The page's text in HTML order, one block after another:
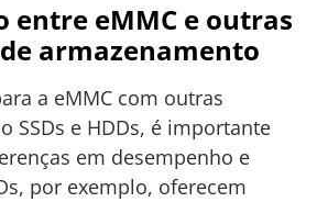
entre eMMC e outras
armazenamento
a eMMC com outras
SSDs e HDDs, é importante
em desempenho e
por exemplo, oferecem